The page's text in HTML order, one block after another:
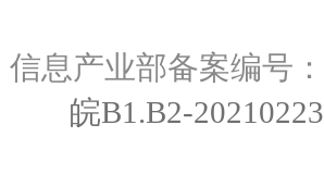
信息产业部备案编号：
皖B1.B2-20210223